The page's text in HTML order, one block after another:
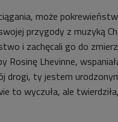
może
przygody z muzyką
i zachęcali go do
Rosinę Lhevinne,
drogi, ty jestem
to wyczuła, ale